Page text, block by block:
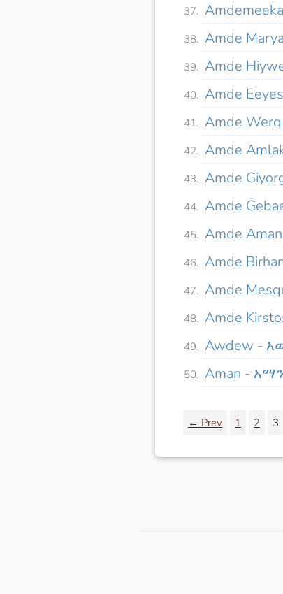
Amde
Amde
Amde
Amde
Amde
Amde
Amde
Amde
Amde
Amde
Amde
Awdew -
Aman - አማን
← Prev
1 2 3